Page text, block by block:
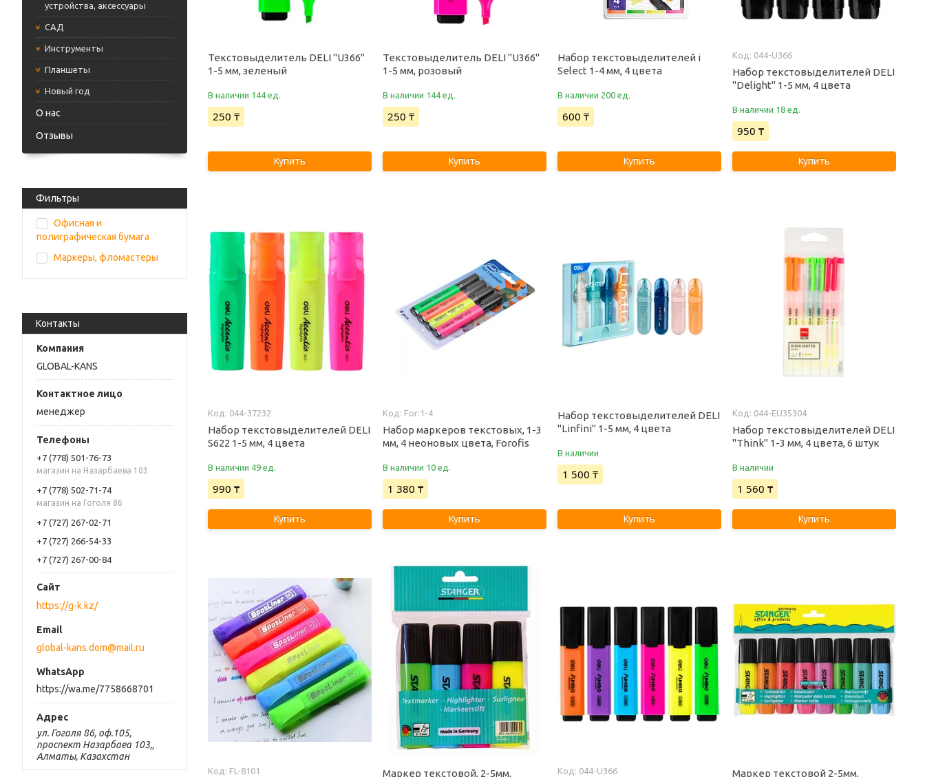
устройства, аксессуары
САД
Инструменты
Планшеты
Новый год
О нас
Отзывы
Фильтры
Офисная и
полиграфическая бумага
Маркеры, фломастеры
Контакты
GLOBAL-KANS
менеджер
+7 (778) 501-76-73
магазин на Назарбаева 103
+7 (778) 502-71-74
магазин на Гоголя 86
+7 (727) 267-02-71
+7 (727) 266-54-33
+7 (727) 267-00-84
https://g-k.kz/
global-kans.dom@mail.ru
https://wa.me/7758668701
ул. Гоголя 86, оф.105,
проспект Назарбаеа 103,,
Алматы, Казахстан
Текстовыделитель DELI "U366"
1-5 мм, зеленый
В наличии 144 ед.
250 ₸
Купить
Текстовыделитель DELI "U366"
1-5 мм, розовый
В наличии 144 ед.
250 ₸
Купить
Набор текстовыделителей i
Select 1-4 мм, 4 цвета
В наличии 200 ед.
600 ₸
Купить
044-U366
Набор текстовыделителей DELI
"Delight" 1-5 мм, 4 цвета
В наличии 18 ед.
950 ₸
Купить
044-37232
Набор текстовыделителей DELI
S622 1-5 мм, 4 цвета
В наличии 49 ед.
990 ₸
Купить
For:1-4
Набор маркеров текстовых, 1-3
мм, 4 неоновых цвета, Forofis
В наличии 10 ед.
1 380 ₸
Купить
Набор текстовыделителей DELI
"Linfini" 1-5 мм, 4 цвета
В наличии
1 500 ₸
Купить
044-EU35304
Набор текстовыделителей DELI
"Think" 1-3 мм, 4 цвета, 6 штук
В наличии
1 560 ₸
Купить
FL-8101
Маркер текстовой, 2-5мм,
044-U366
Маркер текстовой 2-5мм,